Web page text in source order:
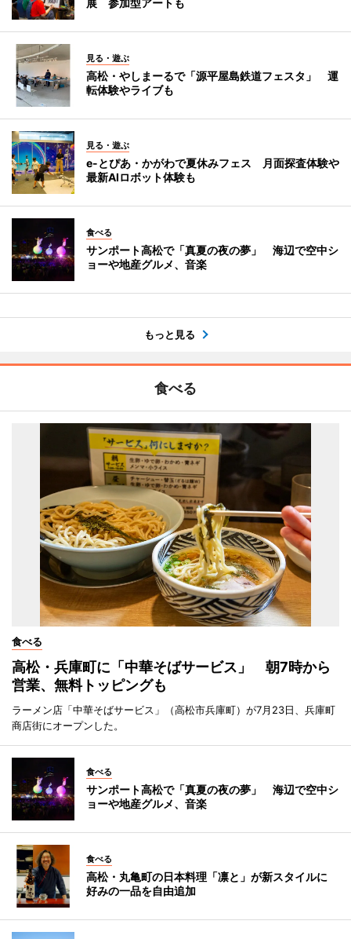
見る・遊ぶ
高松・やしまーるで「源平屋島鉄道フェスタ」 運
転体験やライブも
見る・遊ぶ
e-とぴあ・かがわで夏休みフェス 月面探査体験や
最新AIロボット体験も
食べる
サンポート高松で「真夏の夜の夢」 海辺で空中シ
ョーや地産グルメ、音楽
もっと見る
食べる
食べる
高松・兵庫町に「中華そばサービス」 朝7時から
営業、無料トッピングも
ラーメン店「中華そばサービス」（高松市兵庫町）が7月23日、兵庫町
商店街にオープンした。
食べる
サンポート高松で「真夏の夜の夢」 海辺で空中シ
ョーや地産グルメ、音楽
食べる
高松・丸亀町の日本料理「凛と」が新スタイルに
好みの一品を自由追加